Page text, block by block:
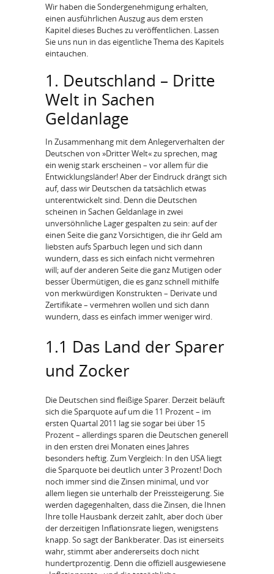
Wir haben die Sondergenehmigung erhalten,
einen ausführlichen Auszug aus dem ersten
Kapitel dieses Buches zu veröffentlichen. Lassen
Sie uns nun in das eigentliche Thema des Kapitels
eintauchen.
1. Deutschland – Dritte
Welt in Sachen
Geldanlage
In Zusammenhang mit dem Anlegerverhalten der
Deutschen von »Dritter Welt« zu sprechen, mag
ein wenig stark erscheinen – vor allem für die
Entwicklungsländer! Aber der Eindruck drängt sich
auf, dass wir Deutschen da tatsächlich etwas
unterentwickelt sind. Denn die Deutschen
scheinen in Sachen Geldanlage in zwei
unversöhnliche Lager gespalten zu sein: auf der
einen Seite die ganz Vorsichtigen, die ihr Geld am
liebsten aufs Sparbuch legen und sich dann
wundern, dass es sich einfach nicht vermehren
will; auf der anderen Seite die ganz Mutigen oder
besser Übermütigen, die es ganz schnell mithilfe
von merkwürdigen Konstrukten – Derivate und
Zertifikate – vermehren wollen und sich dann
wundern, dass es einfach immer weniger wird.
1.1 Das Land der Sparer
und Zocker
Die Deutschen sind fleißige Sparer. Derzeit beläuft
sich die Sparquote auf um die 11 Prozent – im
ersten Quartal 2011 lag sie sogar bei über 15
Prozent – allerdings sparen die Deutschen generell
in den ersten drei Monaten eines Jahres
besonders heftig. Zum Vergleich: In den USA liegt
die Sparquote bei deutlich unter 3 Prozent! Doch
noch immer sind die Zinsen minimal, und vor
allem liegen sie unterhalb der Preissteigerung. Sie
werden dagegenhalten, dass die Zinsen, die Ihnen
Ihre tolle Hausbank derzeit zahlt, aber doch über
der derzeitigen Inflationsrate liegen, wenigstens
knapp. So sagt der Bankberater. Das ist einerseits
wahr, stimmt aber andererseits doch nicht
hundertprozentig. Denn die offiziell ausgewiesene